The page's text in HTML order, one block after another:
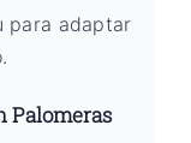
para adaptar
Palomeras